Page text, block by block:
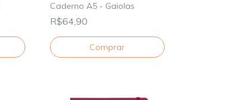
Caderno A5 - Gaiolas
R$64,90